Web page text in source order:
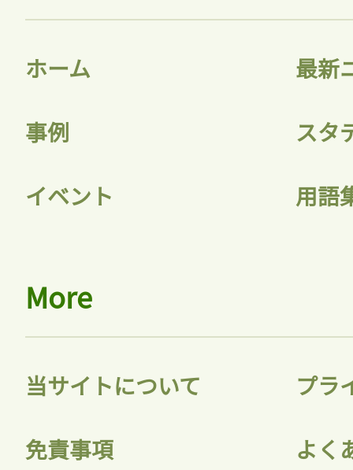
ホーム 最新
事例 スタ
イベント 用語
More
当サイトについて プラ
免責事項 よく